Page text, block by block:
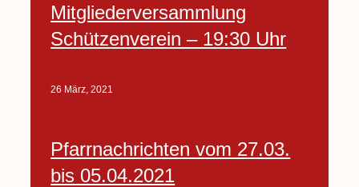
Mitgliederversammlung
Schützenverein – 19:30 Uhr
26 März, 2021
Pfarrnachrichten vom 27.03.
bis 05.04.2021